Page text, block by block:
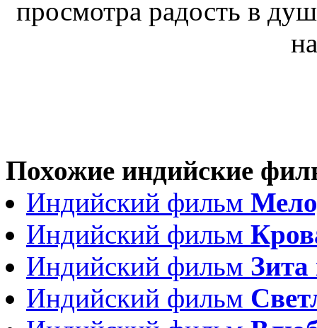
просмотра радость в
Похожие индийские
Индийский фильм
Индийский фильм
Индийский фильм Зита
Индийский фильм